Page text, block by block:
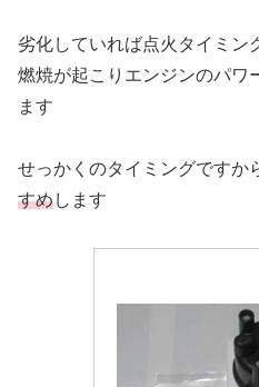
劣化していれば点火タイミン
燃焼が起こりエンジンのパワ
ます
せっかくのタイミングですか
すめします